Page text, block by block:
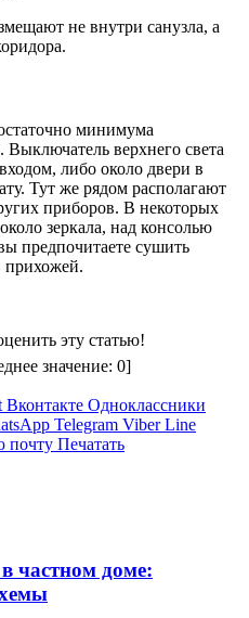
не внутри санузла, а
минимума
Выключатель верхнего света
либо около двери в
Тут же рядом располагают
приборов. В некоторых
зеркала, над консолью
предпочитаете сушить
прихожей.
эту статью!
значение: 0]
Вконтакте Одноклассники
Telegram Viber Line
почту Печатать
частном доме: